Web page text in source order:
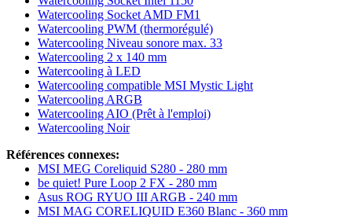
Watercooling Socket AMD FM1
Watercooling PWM (thermorégulé)
Watercooling Niveau sonore max. 33
Watercooling 2 x 140 mm
Watercooling à LED
Watercooling compatible MSI Mystic Light
Watercooling ARGB
Watercooling AIO (Prêt à l'emploi)
Watercooling Noir
Références connexes:
MSI MEG Coreliquid S280 - 280 mm
be quiet! Pure Loop 2 FX - 280 mm
Asus ROG RYUO III ARGB - 240 mm
MSI MAG CORELIQUID E360 Blanc - 360 mm